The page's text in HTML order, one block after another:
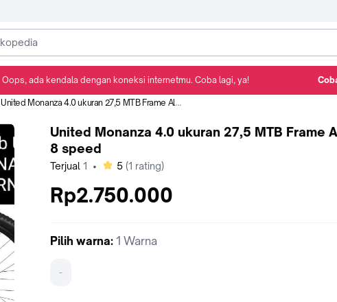
United Monanza 4.0 ukuran 27,5 MTB Frame Alloy 8 speed
United Monanza 4.0 ukuran 27,5 MTB Frame
8 speed
Terjual 1 • bintang
5 (1 rating)
Rp2.750.000
Pilih warna: 1 Warna
-
Oops, ada kendala dengan koneksi internetmu. Coba lagi, ya!